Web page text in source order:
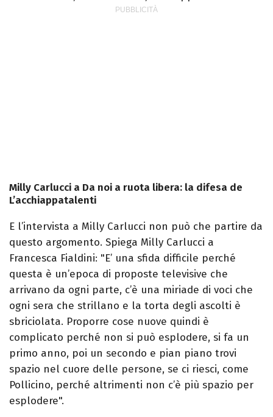
Milly Carlucci a Da noi a ruota libera: la difesa de
L’acchiappatalenti
E l’intervista a Milly Carlucci non può che partire da
questo argomento. Spiega Milly Carlucci a
Francesca Fialdini: "E’ una sfida difficile perché
questa è un’epoca di proposte televisive che
arrivano da ogni parte, c’è una miriade di voci che
ogni sera che strillano e la torta degli ascolti è
sbriciolata. Proporre cose nuove quindi è
complicato perché non si può esplodere, si fa un
primo anno, poi un secondo e pian piano trovi
spazio nel cuore delle persone, se ci riesci, come
Pollicino, perché altrimenti non c’è più spazio per
esplodere".